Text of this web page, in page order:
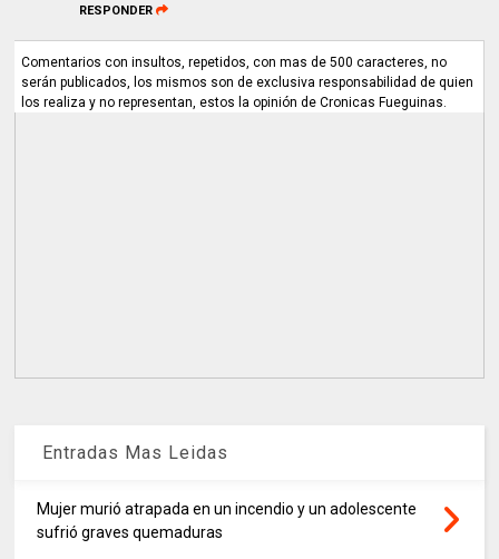
RESPONDER
Comentarios con insultos, repetidos, con mas de 500 caracteres, no
serán publicados, los mismos son de exclusiva responsabilidad de quien
los realiza y no representan, estos la opinión de Cronicas Fueguinas.
Entradas Mas Leidas
Mujer murió atrapada en un incendio y un adolescente
sufrió graves quemaduras